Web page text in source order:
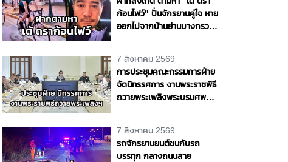
ก้อนไฟว์" ปั่นจักรยานคู่ใจ หาย
ออกไปจากบ้านย่านบางกรวย
7 สิงหาคม 2569
การประชุมคณะกรรมการฝ่าย
จัดนิทรรศการ งานพระราชพิธี
ถวายพระเพลิงพระบรมศพ
ราชชนนีพันปีหลวง
7 สิงหาคม 2569
รถจักรยานยนต์ชนกับรถ
บรรทุก กลางถนนสาย